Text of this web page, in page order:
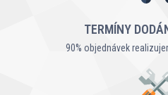
TERMÍNY
90% objednávek